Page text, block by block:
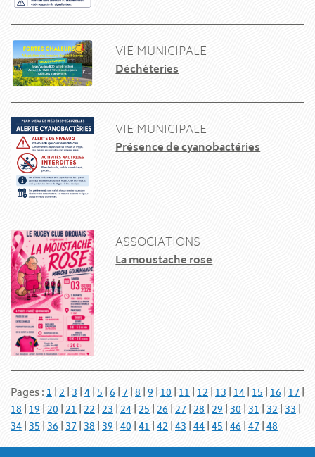
VIE MUNICIPALE
Déchèteries
VIE MUNICIPALE
Présence de cyanobactéries
ASSOCIATIONS
La moustache rose
Pages :1|2|3|4|5|6|7|8|9|10|11|12|13|14|15|16|17|
18|19|20|21|22|23|24|25|26|27|28|29|30|31|32|33|
34|35|36|37|38|39|40|41|42|43|44|45|46|47|48